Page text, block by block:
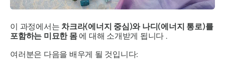
이 과정에서는 차크라(에너지 중심)와 나디(에너지 통로)를
포함하는 미묘한 몸에 대해 소개받게 됩니다 .
여러분은 다음을 배우게 될 것입니다: